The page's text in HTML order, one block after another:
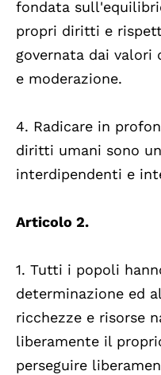
fondata
propri diritti e
governata dai valori
e moderazione.
4. Radicare in
diritti umani sono
interdipendenti e
Articolo 2.
1. Tutti i popoli
determinazione ed
ricchezze e risorse
liberamente il
perseguire